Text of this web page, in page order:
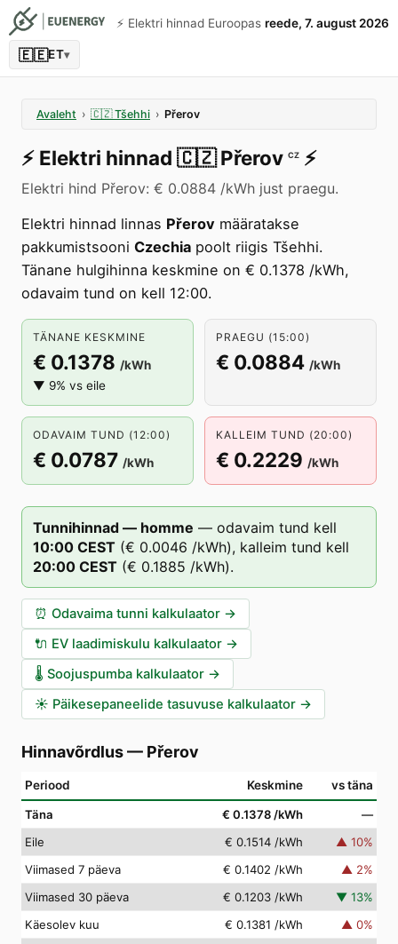
⚡️ Elektri hinnad Euroopas reede, 7. august 2026
🇪🇪ET▾
Avaleht › 🇨🇿 Tšehhi › Přerov
⚡️ Elektri hinnad 🇨🇿 Přerov CZ ⚡️
Elektri hind Přerov: € 0.0884 /kWh just praegu.
Elektri hinnad linnas Přerov määratakse
pakkumistsooni Czechia poolt riigis Tšehhi.
Tänane hulgihinna keskmine on € 0.1378 /kWh,
odavaim tund on kell 12:00.
TÄNANE KESKMINE
€ 0.1378 /kWh
▼ 9% vs eile
PRAEGU (15:00)
€ 0.0884 /kWh
ODAVAIM TUND (12:00)
€ 0.0787 /kWh
KALLEIM TUND (20:00)
€ 0.2229 /kWh
Tunnihinnad — homme — odavaim tund kell
10:00 CEST (€ 0.0046 /kWh), kalleim tund kell
20:00 CEST (€ 0.1885 /kWh).
⏰ Odavaima tunni kalkulaator →
🔌 EV laadimiskulu kalkulaator →
🌡️ Soojuspumba kalkulaator →
☀️ Päikesepaneelide tasuvuse kalkulaator →
Hinnavõrdlus— Přerov
Periood Keskmine vs täna
Täna € 0.1378 /kWh
—
Eile
€ 0.1514 /kWh ▲ 10%
Viimased 7 päeva
€ 0.1402 /kWh ▲ 2%
Viimased 30 päeva
€ 0.1203 /kWh ▼ 13%
Käesolev kuu
€ 0.1381 /kWh ▲ 0%